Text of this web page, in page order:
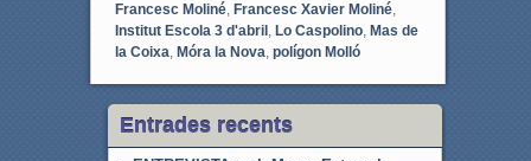
Francesc Moliné, Francesc Xavier Moliné,
Institut Escola 3 d'abril , Lo Caspolino, Mas de
la Coixa, Móra la Nova, polígon Molló
Entrades recents